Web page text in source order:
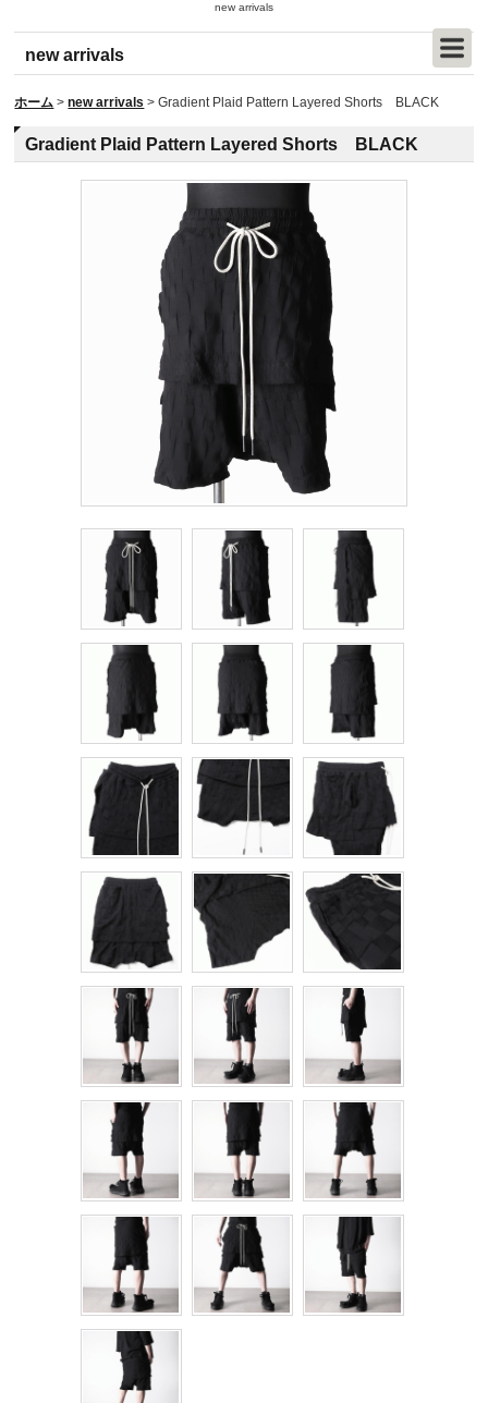
new arrivals
new arrivals
ホーム > new arrivals > Gradient Plaid Pattern Layered Shorts BLACK
Gradient Plaid Pattern Layered Shorts BLACK